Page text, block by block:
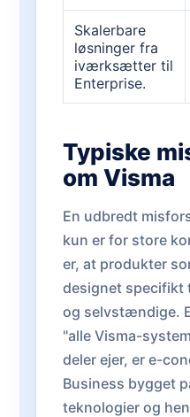
Skalerbare
løsninger fra
iværksætter til
Enterprise.
Typiske
om Visma
En udbredt
kun er for store
er, at produkter
designet specifikt
og selvstændige.
"alle Visma-
deler ejer, er e-
Business bygget
teknologier og